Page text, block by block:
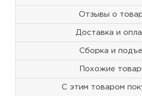
Отзывы о
Доставка и
Сборка и
Похожие
С этим товаром